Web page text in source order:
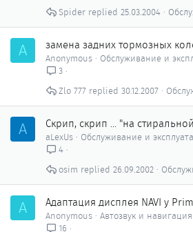
25.03.2004
Spider
A замена задних тормозных
Anonymous
Обслуживание и
3
30.12.2007
Zlo 777
A Скрип, скрип ... "на
aLexUs
Обслуживание и
4
26.09.2002
osim
A Адаптация дисплея NAVI у
Anonymous Автозвук и навигация
16